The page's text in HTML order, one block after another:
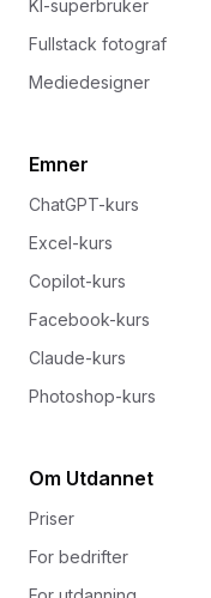
KI-superbruker
Fullstack fotograf
Mediedesigner
Emner
ChatGPT-kurs
Excel-kurs
Copilot-kurs
Facebook-kurs
Claude-kurs
Photoshop-kurs
Om Utdannet
Priser
For bedrifter